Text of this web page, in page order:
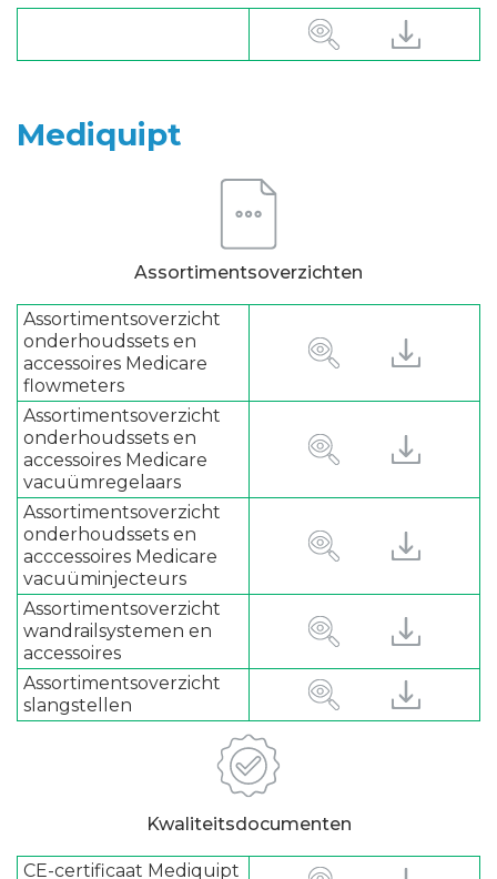
Mediquipt
Assortimentsoverzichten
Assortimentsoverzicht
onderhoudssets en
accessoires Medicare
flowmeters
Assortimentsoverzicht
onderhoudssets en
accessoires Medicare
vacuümregelaars
Assortimentsoverzicht
onderhoudssets en
acccessoires Medicare
vacuüminjecteurs
Assortimentsoverzicht
wandrailsystemen en
accessoires
Assortimentsoverzicht
slangstellen
Kwaliteitsdocumenten
CE-certificaat Mediquipt